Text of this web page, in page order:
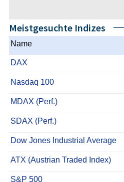
Meistgesuchte Indizes
Name
DAX
Nasdaq 100
MDAX (Perf.)
SDAX (Perf.)
Dow Jones Industrial Average
ATX (Austrian Traded Index)
S&P 500